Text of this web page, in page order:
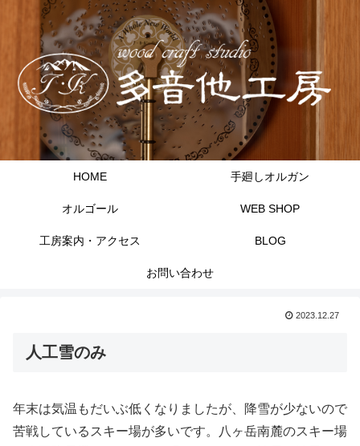
HOME 手廻しオルガン
オルゴール WEB SHOP
工房案内・アクセス BLOG
お問い合わせ
2023.12.27
人工雪のみ
年末は気温もだいぶ低くなりましたが、降雪が少ないので
苦戦しているスキー場が多いです。八ヶ岳南麓のスキー場